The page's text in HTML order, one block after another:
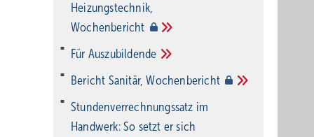
Heizungstechnik,
Wochenbericht
Für Auszubildende
Bericht Sanitär,Wochenbericht
Stundenverrechnungssatz im
Handwerk: So setzt er sich